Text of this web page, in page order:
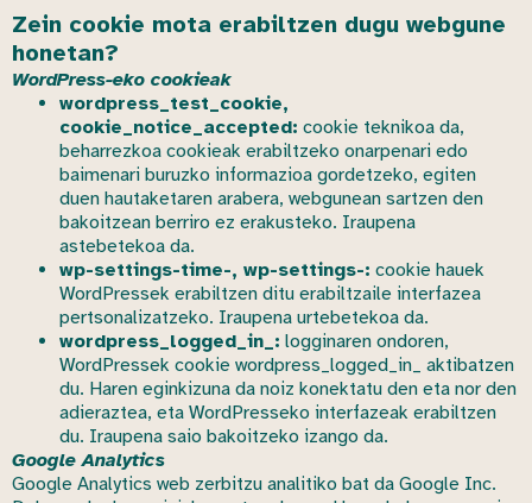
Zein cookie mota erabiltzen dugu webgune
honetan?
WordPress-eko cookieak
wordpress_test_cookie,
cookie_notice_accepted: cookie teknikoa da,
beharrezkoa cookieak erabiltzeko onarpenari edo
baimenari buruzko informazioa gordetzeko, egiten
duen hautaketaren arabera, webgunean sartzen den
bakoitzean berriro ez erakusteko. Iraupena
astebetekoa da.
wp-settings-time-, wp-settings-: cookie hauek
WordPressek erabiltzen ditu erabiltzaile interfazea
pertsonalizatzeko. Iraupena urtebetekoa da.
wordpress_logged_in_: logginaren ondoren,
WordPressek cookie wordpress_logged_in_ aktibatzen
du. Haren eginkizuna da noiz konektatu den eta nor den
adieraztea, eta WordPresseko interfazeak erabiltzen
du. Iraupena saio bakoitzeko izango da.
Google Analytics
Google Analytics web zerbitzu analitiko bat da Google Inc.